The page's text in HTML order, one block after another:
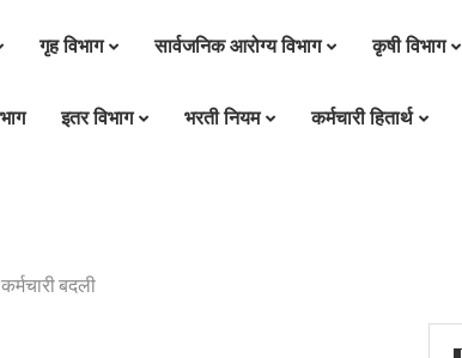
गृह विभाग सार्वजनिक आरोग्य विभाग कृषी विभाग
इतर विभाग भरती नियम कर्मचारी हितार्थ
कर्मचारी बदली